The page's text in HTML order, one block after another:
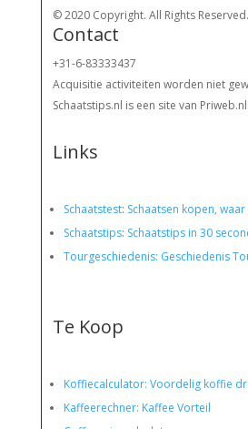
© 2020 Copyright. All Rights Reserved.
Contact
+31-6-83333437
Acquisitie activiteiten worden niet
Schaatstips.nl is een site van Priweb.nl.
Links
Schaatstest: Schaatsen kopen,
Schaatstips: Schaatstips in 30
Tourgeschiedenis: Geschiedenis
Te Koop
Koffiecalculator: Voordelig koffie
Kaffeerechner: Kaffee Vorteil